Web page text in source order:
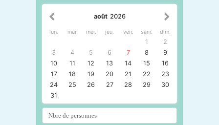
août 2026
lun. mar. mer. jeu. ven. sam. dim.
1
2
3
4 5 6 7 8
9
10
11 12 13 14 15
16
17
18 19 20 21 22
23
24
25 26 27 28 29
30
31